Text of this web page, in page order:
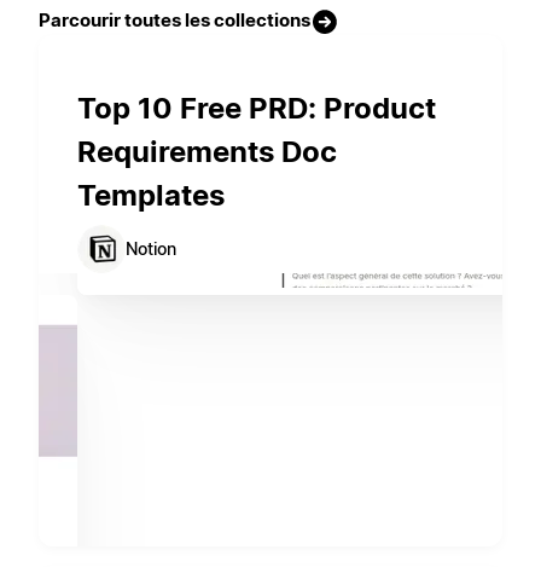
Parcourir toutes les collections
Top 10 Free PRD: Product
Requirements Doc
Templates
Notion